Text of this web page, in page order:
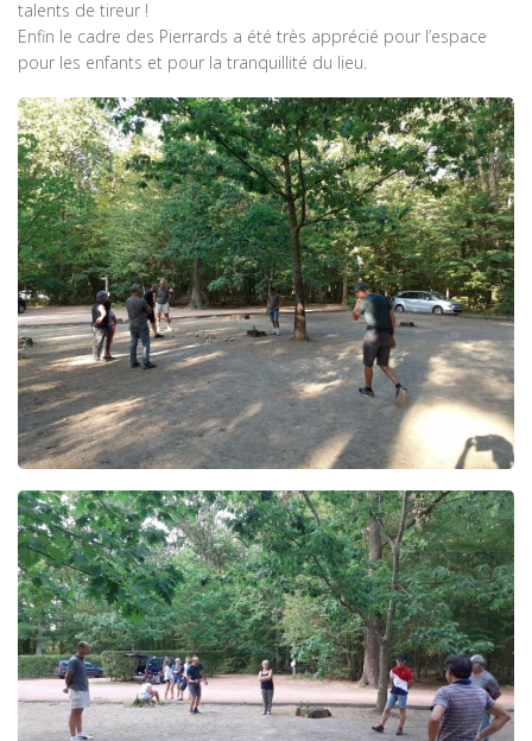
talents de tireur !
Enfin le cadre des Pierrards a été très apprécié pour l’espace
pour les enfants et pour la tranquillité du lieu.